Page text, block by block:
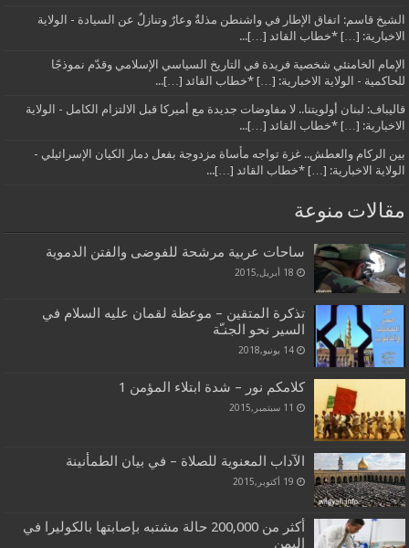
الشيخ قاسم: اتفاق الإطار في واشنطن مذلةٌ وعارٌ وتنازلٌ عن السيادة - الولاية
الاخبارية: […] *خطاب القائد […]...
الإمام الخامنئي شخصية فريدة في التاريخ السياسي الإسلامي وقدّم نموذجًا
للحاكمية - الولاية الاخبارية: […] *خطاب القائد […]...
قاليباف: لبنان أولويتنا.. لا مفاوضات جديدة مع أميركا قبل الالتزام الكامل - الولاية
الاخبارية: […] *خطاب القائد […]...
بين الركام والعطش.. غزة تواجه مأساة مزدوجة بفعل دمار الكيان الإسرائيلي -
الولاية الاخبارية: […] *خطاب القائد […]...
مقالات منوعة
ساحات عربية مرشحة للفوضى والفتن الدموية
18 أبريل,2015
تذكرة المتقين – موعظة لقمان عليه السلام في
السير نحو الجنـّة
14 يونيو,2018
كلامكم نور – شدة ابتلاء المؤمن 1
11 سبتمبر,2015
الآداب المعنوية للصلاة – في بيان الطمأنينة
19 أكتوبر,2015
أكثر من 200,000 حالة مشتبه بإصابتها بالكوليرا في
اليمن